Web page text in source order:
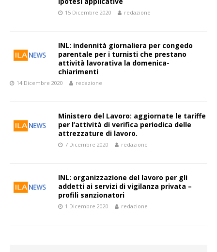
15 Dicembre 2020 redazione
INL: indennità giornaliera per congedo
parentale per i turnisti che prestano
attività lavorativa la domenica-
chiarimenti
14 Dicembre 2020 redazione
Ministero del Lavoro: aggiornate le tariffe
per l’attività di verifica periodica delle
attrezzature di lavoro.
7 Dicembre 2020 redazione
INL: organizzazione del lavoro per gli
addetti ai servizi di vigilanza privata –
profili sanzionatori
1 Dicembre 2020 redazione